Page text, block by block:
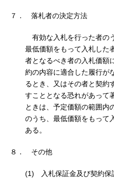
７． 落札者の決定方法
有効な入札を行った者の
最低価額をもって入札した
者となるべき者の入札価額
約の内容に適合した履行が
るとき、又はその者と契約
すこととなる恐れがあって
ときは、予定価額の範囲内
のうち、最低価額をもって
ある。
８． その他
(1) 入札保証金及び契約保